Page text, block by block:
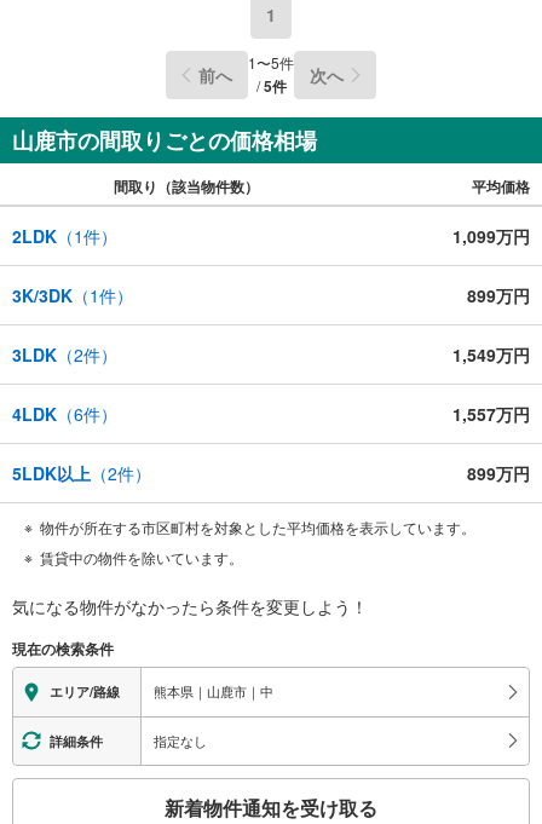
1
前へ 1〜5件
/5件 次へ
山鹿市の間取りごとの価格相場
間取り（該当物件数） 平均価格
2LDK （1件） 1,099万円
3K/3DK （1件） 899万円
3LDK （2件） 1,549万円
4LDK （6件） 1,557万円
5LDK以上 （2件） 899万円
物件が所在する市区町村を対象とした平均価格を表示しています。
賃貸中の物件を除いています。
気になる物件がなかったら条件を変更しよう！
現在の検索条件
エリア/路線 熊本県｜山鹿市｜中
詳細条件 指定なし
新着物件通知を受け取る